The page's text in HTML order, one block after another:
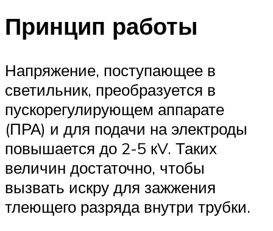
Принцип работы
Напряжение, поступающее в
светильник, преобразуется в
пускорегулирующем аппарате
(ПРА) и для подачи на электроды
повышается до 2-5 кV. Таких
величин достаточно, чтобы
вызвать искру для зажжения
тлеющего разряда внутри трубки.